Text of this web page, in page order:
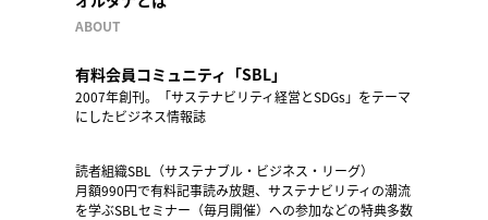
ABOUT
有料会員コミュニティ「SBL」
2007年創刊。「サステナビリティ経営とSDGs」をテーマ
にしたビジネス情報誌
読者組織SBL（サステナブル・ビジネス・リーグ）
月額990円で有料記事読み放題、サステナビリティの潮流
を学ぶSBLセミナー（毎月開催）への参加などの特典多数